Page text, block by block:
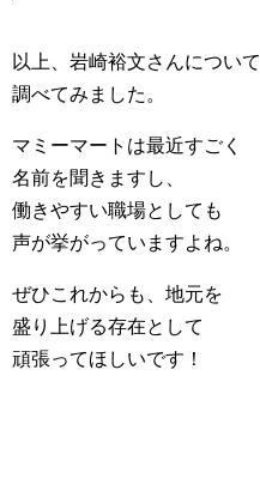
以上、岩崎裕文さんについて
調べてみました。
マミーマートは最近すごく
名前を聞きますし、
働きやすい職場としても
声が挙がっていますよね。
ぜひこれからも、地元を
盛り上げる存在として
頑張ってほしいです！